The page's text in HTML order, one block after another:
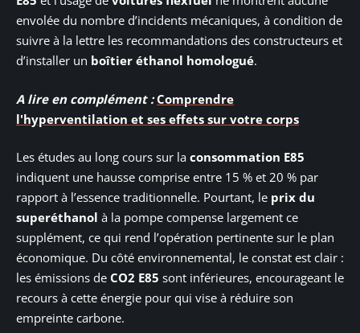
envolée du nombre d’incidents mécaniques, à condition de
suivre à la lettre les recommandations des constructeurs et
d’installer un boîtier éthanol homologué.
A lire en complément : Comprendre
l'hyperventilation et ses effets sur votre corps
Les études au long cours sur la consommation E85
indiquent une hausse comprise entre 15 % et 20 % par
rapport à l’essence traditionnelle. Pourtant, le prix du
superéthanol à la pompe compense largement ce
supplément, ce qui rend l’opération pertinente sur le plan
économique. Du côté environnemental, le constat est clair :
les émissions de CO2 E85 sont inférieures, encourageant le
recours à cette énergie pour qui vise à réduire son
empreinte carbone.